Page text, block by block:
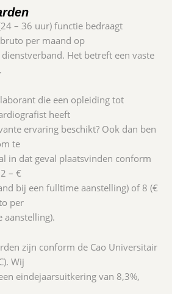
– 36 uur) functie bedraagt
per maand op
Het betreft een vaste
die een opleiding tot
heeft
ervaring beschikt? Ook dan ben
te
in dat geval plaatsvinden conform
– €
bij een fulltime aanstelling) of 8 (€
per
aanstelling).
zijn conform de Cao Universitair
Wij
eindejaarsuitkering van 8,3%,